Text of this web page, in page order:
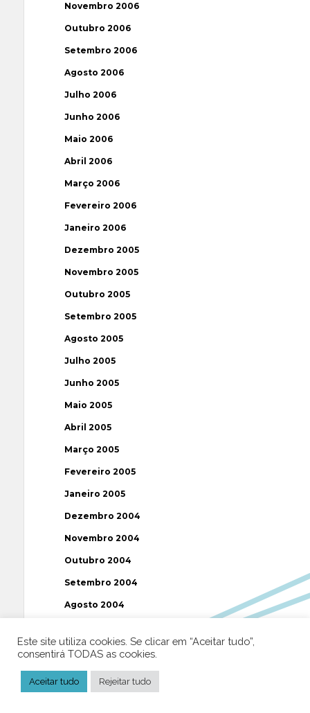
Novembro 2006
Outubro 2006
Setembro 2006
Agosto 2006
Julho 2006
Junho 2006
Maio 2006
Abril 2006
Março 2006
Fevereiro 2006
Janeiro 2006
Dezembro 2005
Novembro 2005
Outubro 2005
Setembro 2005
Agosto 2005
Julho 2005
Junho 2005
Maio 2005
Abril 2005
Março 2005
Fevereiro 2005
Janeiro 2005
Dezembro 2004
Novembro 2004
Outubro 2004
Setembro 2004
Agosto 2004
Junho 2004
Maio 2004
Abril 2004
Este site utiliza cookies. Se clicar em “Aceitar tudo”,
consentirá TODAS as cookies.
Aceitar tudo Rejeitar tudo